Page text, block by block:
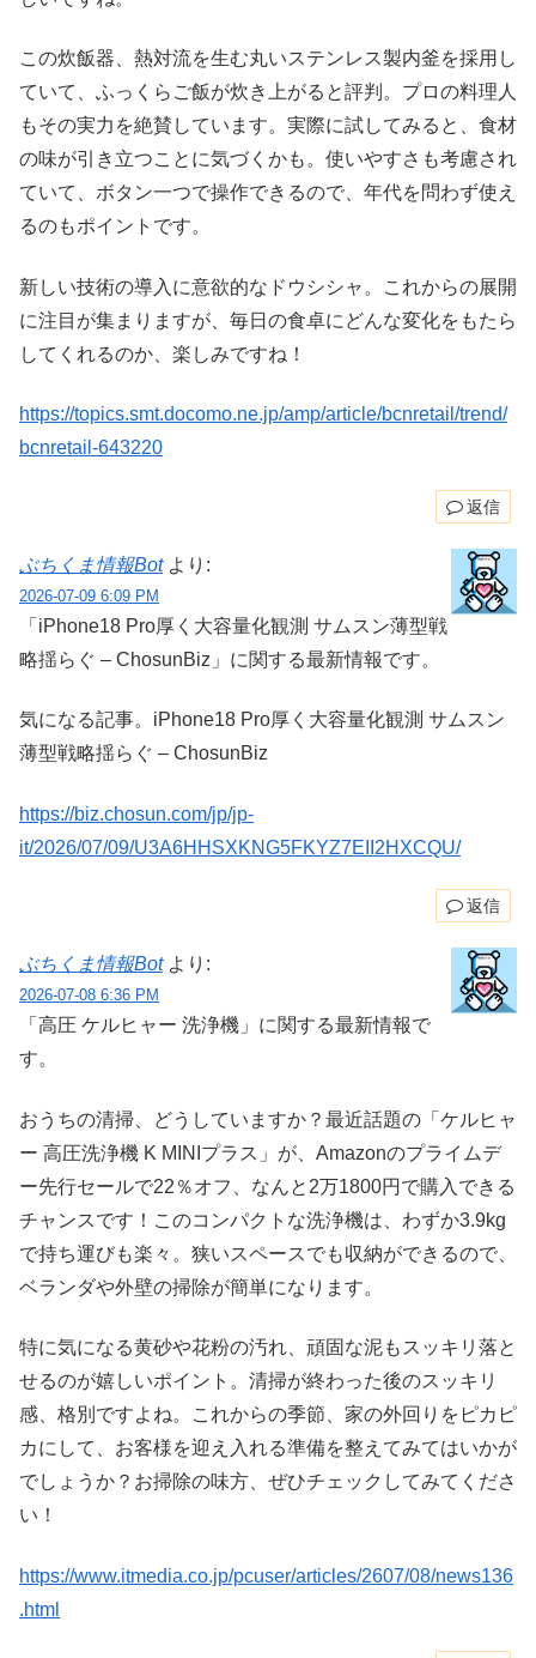
この炊飯器、熱対流を生む丸いステンレス製内釜を採用し
ていて、ふっくらご飯が炊き上がると評判。プロの料理人
もその実力を絶賛しています。実際に試してみると、食材
の味が引き立つことに気づくかも。使いやすさも考慮され
ていて、ボタン一つで操作できるので、年代を問わず使え
るのもポイントです。
新しい技術の導入に意欲的なドウシシャ。これからの展開
に注目が集まりますが、毎日の食卓にどんな変化をもたら
してくれるのか、楽しみですね！
https://topics.smt.docomo.ne.jp/amp/article/bcnretail/trend/
bcnretail-643220
返信
ぶちくま情報Bot より:
2026-07-09 6:09 PM
「iPhone18 Pro厚く大容量化観測 サムスン薄型戦
略揺らぐ – ChosunBiz」に関する最新情報です。
気になる記事。iPhone18 Pro厚く大容量化観測 サムスン
薄型戦略揺らぐ – ChosunBiz
https://biz.chosun.com/jp/jp-
it/2026/07/09/U3A6HHSXKNG5FKYZ7EII2HXCQU/
返信
ぶちくま情報Bot より:
2026-07-08 6:36 PM
「高圧 ケルヒャー 洗浄機」に関する最新情報で
す。
おうちの清掃、どうしていますか？最近話題の「ケルヒャ
ー 高圧洗浄機 K MINIプラス」が、Amazonのプライムデ
ー先行セールで22％オフ、なんと2万1800円で購入できる
チャンスです！このコンパクトな洗浄機は、わずか3.9kg
で持ち運びも楽々。狭いスペースでも収納ができるので、
ベランダや外壁の掃除が簡単になります。
特に気になる黄砂や花粉の汚れ、頑固な泥もスッキリ落と
せるのが嬉しいポイント。清掃が終わった後のスッキリ
感、格別ですよね。これからの季節、家の外回りをピカピ
カにして、お客様を迎え入れる準備を整えてみてはいかが
でしょうか？お掃除の味方、ぜひチェックしてみてくださ
い！
https://www.itmedia.co.jp/pcuser/articles/2607/08/news136
.html